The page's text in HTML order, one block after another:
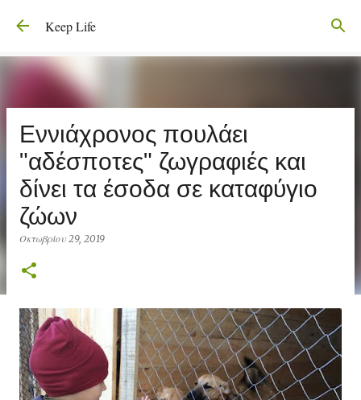
Μετάβαση στο κύριο περιεχόμενο
Keep Life
Εννιάχρονος πουλάει
"αδέσποτες" ζωγραφιές και
δίνει τα έσοδα σε καταφύγιο
ζώων
Οκτωβρίου 29, 2019